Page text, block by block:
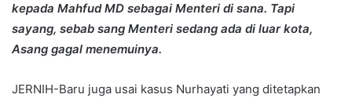
kepada Mahfud MD sebagai Menteri di sana. Tapi
sayang, sebab sang Menteri sedang ada di luar kota,
Asang gagal menemuinya.
JERNIH-Baru juga usai kasus Nurhayati yang ditetapkan